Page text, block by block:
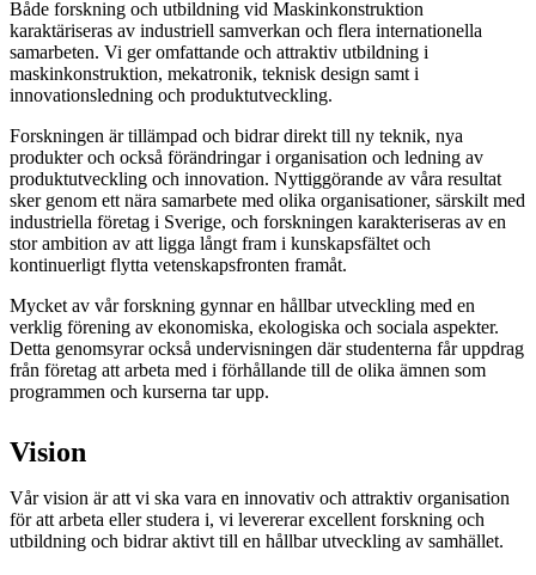
Både forskning och utbildning vid Maskinkonstruktion
karaktäriseras av industriell samverkan och flera internationella
samarbeten. Vi ger omfattande och attraktiv utbildning i
maskinkonstruktion, mekatronik, teknisk design samt i
innovationsledning och produktutveckling.
Forskningen är tillämpad och bidrar direkt till ny teknik, nya
produkter och också förändringar i organisation och ledning av
produktutveckling och innovation. Nyttiggörande av våra resultat
sker genom ett nära samarbete med olika organisationer, särskilt med
industriella företag i Sverige, och forskningen karakteriseras av en
stor ambition av att ligga långt fram i kunskapsfältet och
kontinuerligt flytta vetenskapsfronten framåt.
Mycket av vår forskning gynnar en hållbar utveckling med en
verklig förening av ekonomiska, ekologiska och sociala aspekter.
Detta genomsyrar också undervisningen där studenterna får uppdrag
från företag att arbeta med i förhållande till de olika ämnen som
programmen och kurserna tar upp.
Vision
Vår vision är att vi ska vara en innovativ och attraktiv organisation
för att arbeta eller studera i, vi levererar excellent forskning och
utbildning och bidrar aktivt till en hållbar utveckling av samhället.